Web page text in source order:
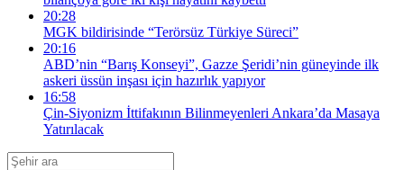
20:28
MGK bildirisinde “Terörsüz Türkiye Süreci”
20:16
ABD’nin “Barış Konseyi”, Gazze Şeridi’nin güneyinde ilk
askeri üssün inşası için hazırlık yapıyor
16:58
Çin-Siyonizm İttifakının Bilinmeyenleri Ankara’da Masaya
Yatırılacak